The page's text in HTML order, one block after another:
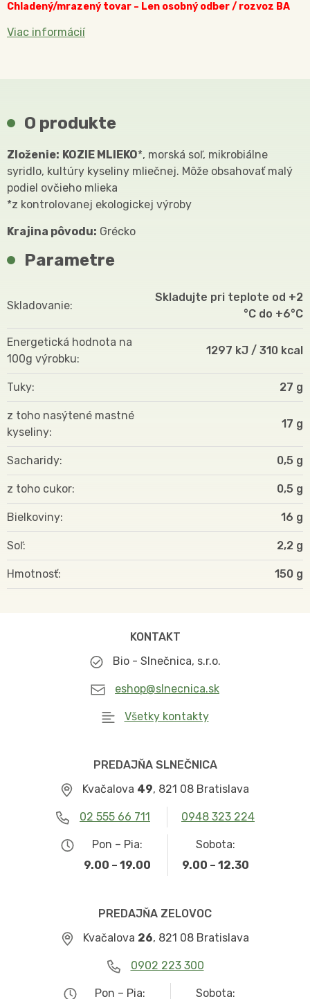
Chladený/mrazený tovar – Len osobný odber / rozvoz BA
Viac informácií
O produkte
Zloženie: KOZIE MLIEKO*, morská soľ, mikrobiálne
syridlo, kultúry kyseliny mliečnej. Môže obsahovať malý
podiel ovčieho mlieka
*z kontrolovanej ekologickej výroby
Krajina pôvodu: Grécko
Parametre
Skladovanie
Skladujte pri teplote od +2
°C do +6°C
Energetická hodnota na
100g výrobku
1297 kJ / 310 kcal
Tuky 27 g
z toho nasýtené mastné
kyseliny
17 g
Sacharidy 0,5 g
z toho cukor 0,5 g
Bielkoviny 16 g
Soľ 2,2 g
Hmotnosť 150
KONTAKT
Bio - Slnečnica, s.r.o.
eshop@slnecnica.sk
Všetky kontakty
PREDAJŇA SLNEČNICA
Kvačalova 49, 821 08 Bratislava
02 555 66 711 0948 323 224
Pon – Pia:
9.00 – 19.00
Sobota:
9.00 – 12.30
PREDAJŇA ZELOVOC
Kvačalova 26, 821 08 Bratislava
0902 223 300
Pon – Pia: Sobota: